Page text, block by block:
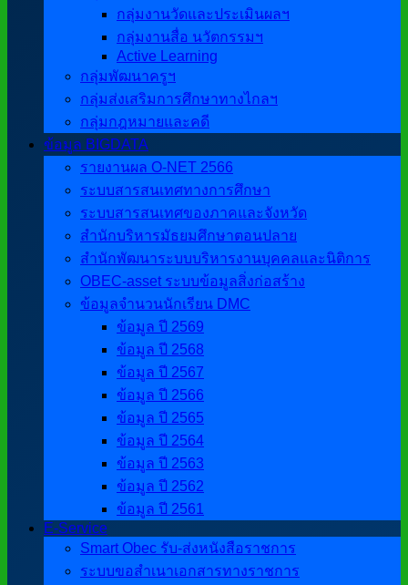
กลุ่มงานวัดและประเมินผลฯ
กลุ่มงานสื่อ นวัตกรรมฯ
Active Learning
กลุ่มพัฒนาครูฯ
กลุ่มส่งเสริมการศึกษาทางไกลฯ
กลุ่มกฎหมายและคดี
ข้อมูล BIGDATA
รายงานผล O-NET 2566
ระบบสารสนเทศทางการศึกษา
ระบบสารสนเทศของภาคและจังหวัด
สำนักบริหารมัธยมศึกษาตอนปลาย
สำนักพัฒนาระบบบริหารงานบุคคลและนิติการ
OBEC-asset ระบบข้อมูลสิ่งก่อสร้าง
ข้อมูลจำนวนนักเรียน DMC
ข้อมูล ปี 2569
ข้อมูล ปี 2568
ข้อมูล ปี 2567
ข้อมูล ปี 2566
ข้อมูล ปี 2565
ข้อมูล ปี 2564
ข้อมูล ปี 2563
ข้อมูล ปี 2562
ข้อมูล ปี 2561
E-Service
Smart Obec รับ-ส่งหนังสือราชการ
ระบบขอสำเนาเอกสารทางราชการ